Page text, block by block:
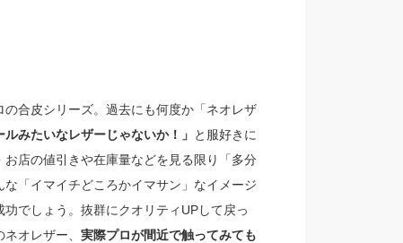
合皮シリーズ。過去にも何度か「ネオレザ
ルみたいなレザーじゃないか！」 と服好きに
店の値引きや在庫量などを見る限り「多分
「イマイチどころかイマサン」なイメージ
でしょう。抜群にクオリティUPして戻っ
オレザー、 実際プロが間近で触ってみても